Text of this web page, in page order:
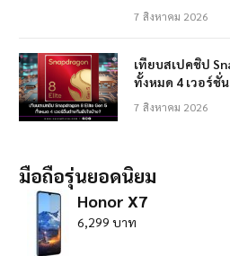
7 สิงหาคม 2026
เทียบสเปคชิป
ทั้งหมด 4 เวอร์ชั่
7 สิงหาคม 2026
มือถือรุ่นยอดนิยม
Honor X7
6,299 บาท